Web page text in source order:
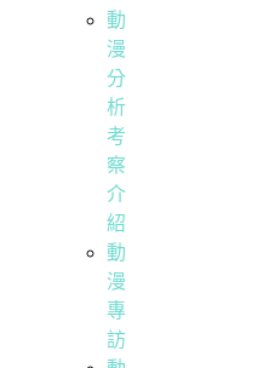
動
漫
分
析
考
察
介
紹
動
漫
專
訪